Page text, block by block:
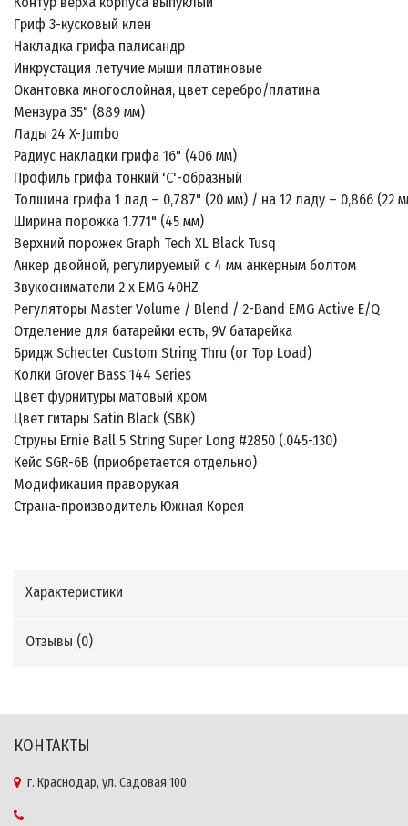
Гриф 3-кусковый клен
Накладка грифа палисандр
Инкрустация летучие мыши платиновые
Окантовка многослойная, цвет серебро/платина
Мензура 35" (889 мм)
Лады 24 X-Jumbo
Радиус накладки грифа 16" (406 мм)
Профиль грифа тонкий 'C'-образный
Толщина грифа 1 лад – 0,787" (20 мм) / на 12 ладу – 0,866 (22
Ширина порожка 1.771" (45 мм)
Верхний порожек Graph Tech XL Black Tusq
Анкер двойной, регулируемый с 4 мм анкерным болтом
Звукосниматели 2 х EMG 40HZ
Регуляторы Master Volume / Blend / 2-Band EMG Active E/Q
Отделение для батарейки есть, 9V батарейка
Бридж Schecter Custom String Thru (or Top Load)
Колки Grover Bass 144 Series
Цвет фурнитуры матовый хром
Цвет гитары Satin Black (SBK)
Струны Ernie Ball 5 String Super Long #2850 (.045-.130)
Кейс SGR-6B (приобретается отдельно)
Модификация праворукая
Страна-производитель Южная Корея
Характеристики
Отзывы (0)
КОНТАКТЫ
г. Краснодар, ул. Садовая 100